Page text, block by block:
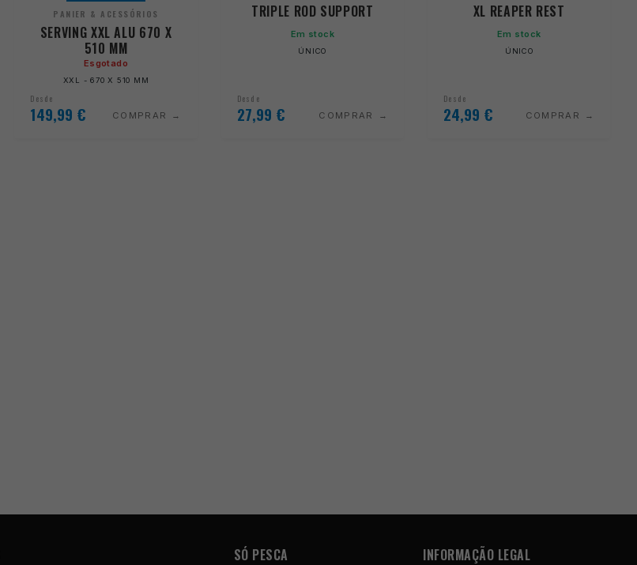
PANIER & ACESSÓRIOS
SERVING XXL ALU 670 X
510 MM
Esgotado
XXL - 670 X 510 MM
Desde
149,99 € COMPRAR
TRIPLE ROD SUPPORT
Em stock
ÚNICO
Desde
27,99 € COMPRAR
XL REAPER REST
Em stock
ÚNICO
Desde
24,99 € COMPRAR
SÓ PESCA INFORMAÇÃO LEGAL